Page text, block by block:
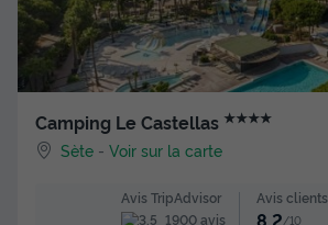
Camping Le Castellas ★★★★
Sète -Voir sur la carte
Avis TripAdvisor
1900 avis
Avis clients
8.2/10